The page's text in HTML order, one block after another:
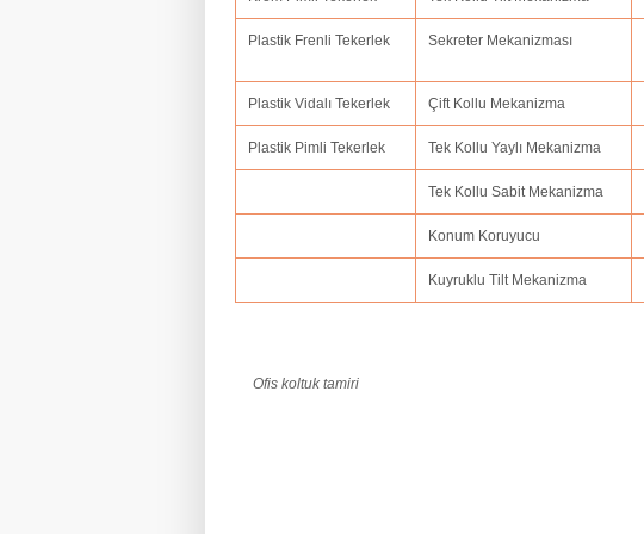
Plastik Frenli Tekerlek Sekreter Mekanizması
Plastik Vidalı Tekerlek Çift Kollu Mekanizma
Plastik Pimli Tekerlek Tek Kollu Yaylı Mekanizma
Tek Kollu Sabit Mekanizma
Konum Koruyucu
Kuyruklu Tilt Mekanizma
Ofis koltuk tamiri